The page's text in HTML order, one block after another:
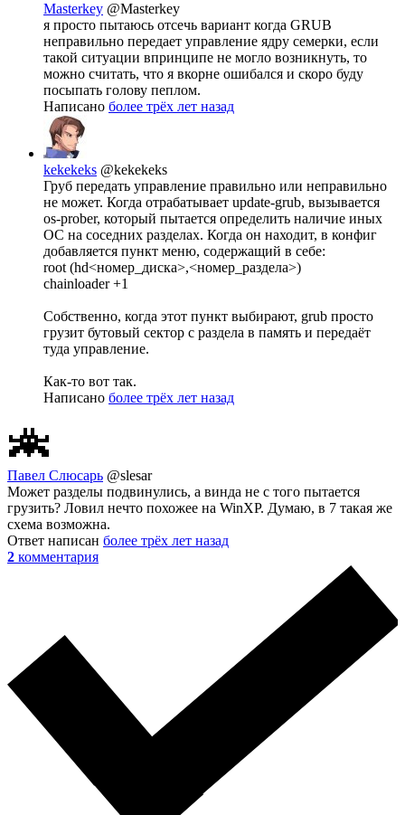
Masterkey @Masterkey
я просто пытаюсь отсечь вариант когда GRUB
неправильно передает управление ядру семерки, если
такой ситуации впринципе не могло возникнуть, то
можно считать, что я вкорне ошибался и скоро буду
посыпать голову пеплом.
Написано более трёх лет назад
kekekeks @kekekeks
Груб передать управление правильно или неправильно
не может. Когда отрабатывает update-grub, вызывается
os-prober, который пытается определить наличие иных
ОС на соседних разделах. Когда он находит, в конфиг
добавляется пункт меню, содержащий в себе:
root (hd<номер_диска>,<номер_раздела>)
chainloader +1
Собственно, когда этот пункт выбирают, grub просто
грузит бутовый сектор с раздела в память и передаёт
туда управление.
Как-то вот так.
Написано более трёх лет назад
Павел Слюсарь @slesar
Может разделы подвинулись, а винда не с того пытается
грузить? Ловил нечто похожее на WinXP. Думаю, в 7 такая же
схема возможна.
Ответ написан более трёх лет назад
2 комментария